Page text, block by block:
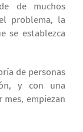
de muchos
problema, la
se establezca
de personas
y con una
empiezan